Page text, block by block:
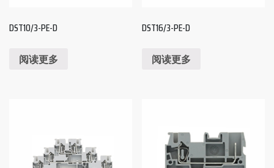
DST10/3-PE-D
阅读更多
DST16/3-PE-D
阅读更多